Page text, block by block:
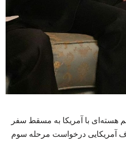
هسته‌ای با آمریکا به مسقط سفر
آمریکایی درخواست مرحله سوم